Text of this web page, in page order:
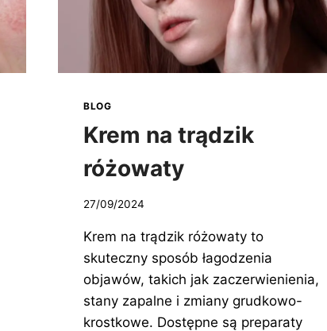
BLOG
Krem na trądzik
różowaty
27/09/2024
Krem na trądzik różowaty to
skuteczny sposób łagodzenia
objawów, takich jak zaczerwienienia,
stany zapalne i zmiany grudkowo-
krostkowe. Dostępne są preparaty